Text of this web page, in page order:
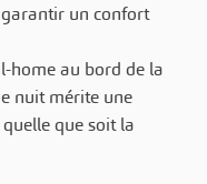
un confort
home au bord de la
nuit mérite une
que soit la